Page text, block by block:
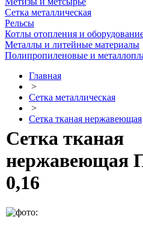
Сетка металлическая
Рельсы
Котлы отопления и
Металлы и литейные материалы
Полипропиленовые и
Главная
>
Сетка металлическая
>
Сетка тканая нержавеющая
Сетка тканая
нержавеющая
0,16